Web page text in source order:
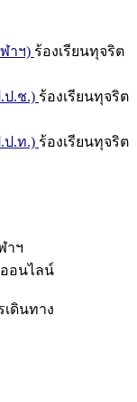
าฯ) ร้องเรียนทุจริต
ป.ช.) ร้องเรียนทุจริต
ป.ท.) ร้องเรียนทุจริต
าฯ
อนไลน์
ดินทาง